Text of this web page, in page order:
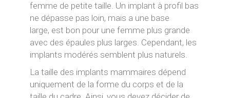
femme de petite taille. Un implant à profil bas
ne dépasse pas loin, mais a une base
large, est bon pour une femme plus grande
avec des épaules plus larges. Cependant, les
implants modérés semblent plus naturels.
La taille des implants mammaires dépend
uniquement de la forme du corps et de la